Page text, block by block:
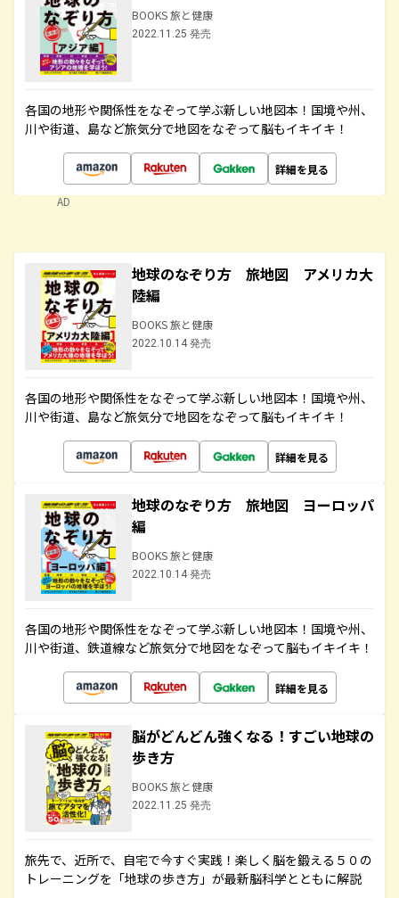
BOOKS 旅と健康
2022.11.25 発売
各国の地形や関係性をなぞって学ぶ新しい地図本！国境や州、
川や街道、島など旅気分で地図をなぞって脳もイキイキ！
詳細を見る
AD
地球のなぞり方 旅地図 アメリカ大
陸編
BOOKS 旅と健康
2022.10.14 発売
各国の地形や関係性をなぞって学ぶ新しい地図本！国境や州、
川や街道、島など旅気分で地図をなぞって脳もイキイキ！
詳細を見る
地球のなぞり方 旅地図 ヨーロッパ
編
BOOKS 旅と健康
2022.10.14 発売
各国の地形や関係性をなぞって学ぶ新しい地図本！国境や州、
川や街道、鉄道線など旅気分で地図をなぞって脳もイキイキ！
詳細を見る
脳がどんどん強くなる！すごい地球の
歩き方
BOOKS 旅と健康
2022.11.25 発売
旅先で、近所で、自宅で今すぐ実践！楽しく脳を鍛える５０の
トレーニングを「地球の歩き方」が最新脳科学とともに解説